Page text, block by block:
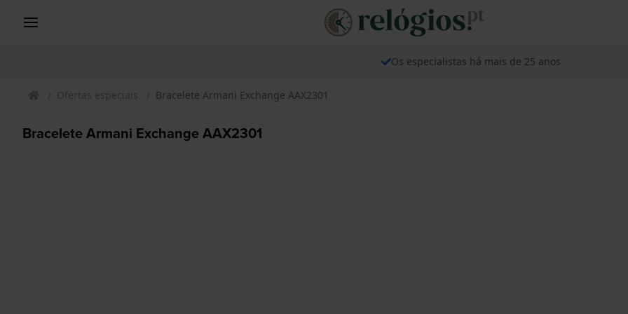
Os especialistas há mais de 25 anos
Ofertas especiais Bracelete Armani Exchange AAX2301
Bracelete Armani Exchange AAX2301